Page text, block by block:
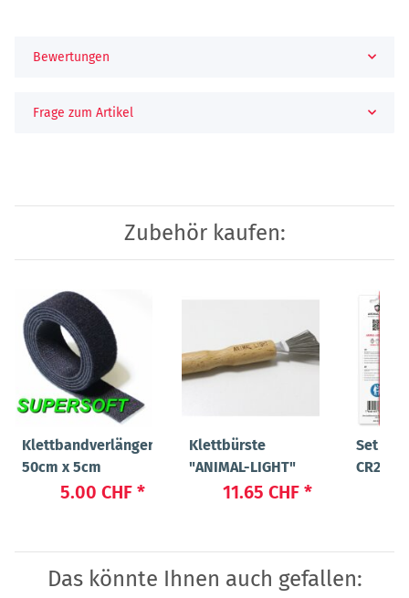
Bewertungen
Frage zum Artikel
Zubehör kaufen:
Klettbandverlängerung
50cm x 5cm
5.00 CHF *
Klettbürste
"ANIMAL-LIGHT"
11.65 CHF *
Set
Das könnte Ihnen auch gefallen: